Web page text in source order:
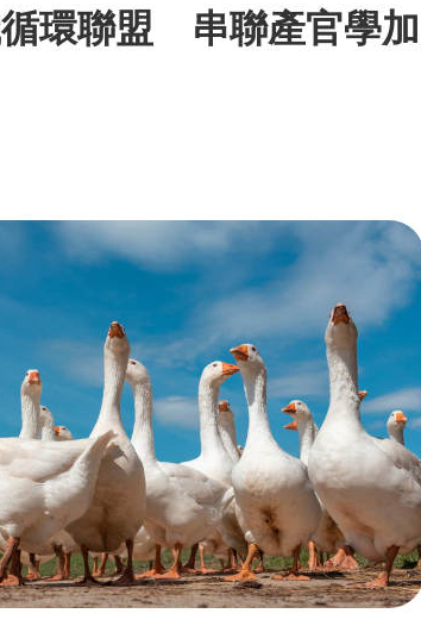
環聯盟 串聯產官學加